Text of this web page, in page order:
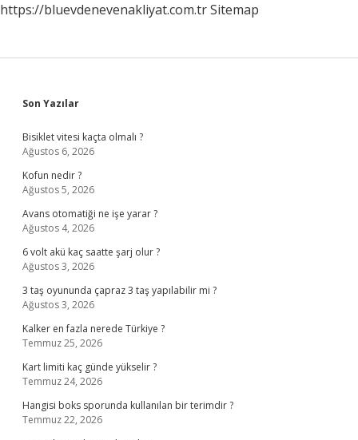
https://bluevdenevenakliyat.com.trSitemap
Sidebar
Son Yazılar
Bisiklet vitesi kaçta olmalı ?
Ağustos 6, 2026
Kofun nedir ?
Ağustos 5, 2026
Avans otomatiği ne işe yarar ?
Ağustos 4, 2026
6 volt akü kaç saatte şarj olur ?
Ağustos 3, 2026
3 taş oyununda çapraz 3 taş yapılabilir mi ?
Ağustos 3, 2026
Kalker en fazla nerede Türkiye ?
Temmuz 25, 2026
Kart limiti kaç günde yükselir ?
Temmuz 24, 2026
Hangisi boks sporunda kullanılan bir terimdir ?
Temmuz 22, 2026